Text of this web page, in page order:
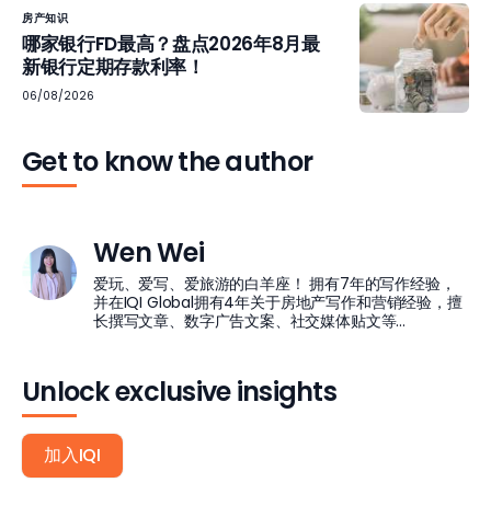
房产知识
哪家银行FD最高？盘点2026年8月最
新银行定期存款利率！
06/08/2026
Get to know the author
Wen Wei
爱玩、爱写、爱旅游的白羊座！ 拥有7年的写作经验，
并在IQI Global拥有4年关于房地产写作和营销经验，擅
长撰写文章、数字广告文案、社交媒体贴文等...
Unlock exclusive insights
加入IQI